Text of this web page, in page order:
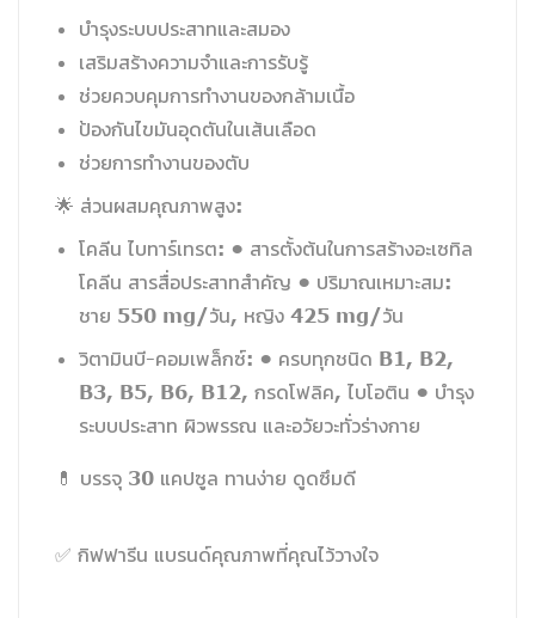
บำรุงระบบประสาทและสมอง
เสริมสร้างความจำและการรับรู้
ช่วยควบคุมการทำงานของกล้ามเนื้อ
ป้องกันไขมันอุดตันในเส้นเลือด
ช่วยการทำงานของตับ
🌟 ส่วนผสมคุณภาพสูง:
โคลีน ไบทาร์เทรต: • สารตั้งต้นในการสร้างอะเซทิล
โคลีน สารสื่อประสาทสำคัญ • ปริมาณเหมาะสม:
ชาย 550 mg/วัน, หญิง 425 mg/วัน
วิตามินบี-คอมเพล็กซ์: • ครบทุกชนิด B1, B2,
B3, B5, B6, B12, กรดโฟลิค, ไบโอติน • บำรุง
ระบบประสาท ผิวพรรณ และอวัยวะทั่วร่างกาย
💊 บรรจุ 30 แคปซูล ทานง่าย ดูดซึมดี
✅ กิฟฟารีน แบรนด์คุณภาพที่คุณไว้วางใจ